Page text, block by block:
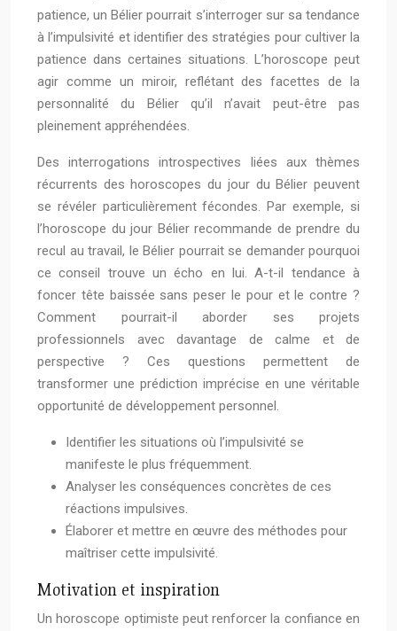
patience, un Bélier pourrait s’interroger sur sa tendance
à l’impulsivité et identifier des stratégies pour cultiver la
patience dans certaines situations. L’horoscope peut
agir comme un miroir, reflétant des facettes de la
personnalité du Bélier qu’il n’avait peut-être pas
pleinement appréhendées.
Des interrogations introspectives liées aux thèmes
récurrents des horoscopes du jour du Bélier peuvent
se révéler particulièrement fécondes. Par exemple, si
l’horoscope du jour Bélier recommande de prendre du
recul au travail, le Bélier pourrait se demander pourquoi
ce conseil trouve un écho en lui. A-t-il tendance à
foncer tête baissée sans peser le pour et le contre ?
Comment pourrait-il aborder ses projets
professionnels avec davantage de calme et de
perspective ? Ces questions permettent de
transformer une prédiction imprécise en une véritable
opportunité de développement personnel.
Identifier les situations où l’impulsivité se
manifeste le plus fréquemment.
Analyser les conséquences concrètes de ces
réactions impulsives.
Élaborer et mettre en œuvre des méthodes pour
maîtriser cette impulsivité.
Motivation et inspiration
Un horoscope optimiste peut renforcer la confiance en